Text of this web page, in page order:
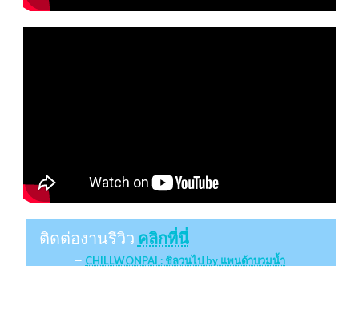
ติดต่องานรีวิว คลิกที่นี่
CHILLWONPAI : ชิลวนไป by แพนด้าบวมน้ำ